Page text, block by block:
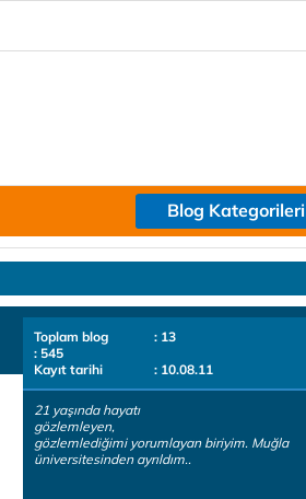
Blog Kategorileri
Toplam blog
: 13
: 545
Kayıt tarihi
: 10.08.11
21 yaşında hayatı
gözlemleyen,
gözlemlediğimi yorumlayan biriyim. Muğla
üniversitesinden ayrıldım..